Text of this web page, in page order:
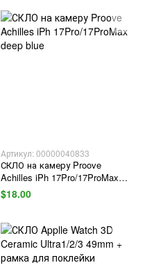
Артикул: 00000040833
СКЛО на камеру Proove
Achilles iPh 17Pro/17ProMax
deep blue
$18.00